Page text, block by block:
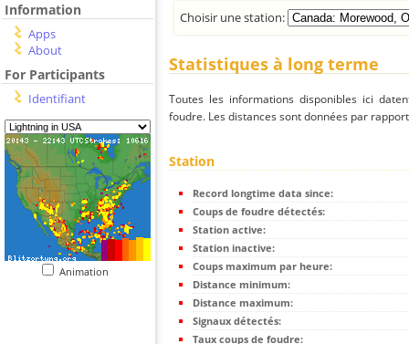
Information
Apps
About
For Participants
Identifiant
Animation
Choisir une station:
Statistiques à long terme
Toutes les informations disponibles ici
foudre. Les distances sont données par
Station
Record longtime data since:
Coups de foudre détectés:
Station active:
Station inactive:
Coups maximum par heure:
Distance minimum:
Distance maximum:
Signaux détectés:
Taux coups de foudre: